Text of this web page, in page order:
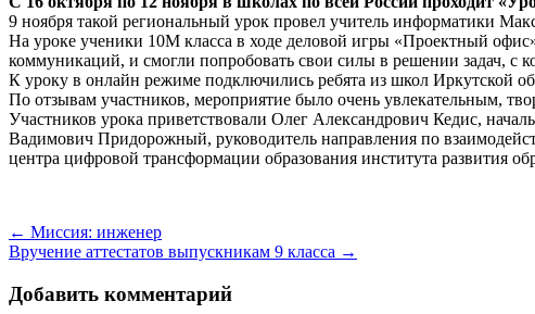
9 ноября такой региональный урок провел учитель информатики
На уроке ученики 10М класса в ходе деловой игры «Проектный
коммуникаций, и смогли попробовать свои силы в решении задач, с
К уроку в онлайн режиме подключились ребята из школ Иркутской
По отзывам участников, мероприятие было очень увлекательным,
Участников урока приветствовали Олег Александрович Кедис,
Вадимович Придорожный, руководитель направления по
центра цифровой трансформации образования института развития
← Миссия: инженер
Вручение аттестатов выпускникам 9 класса →
Добавить комментарий